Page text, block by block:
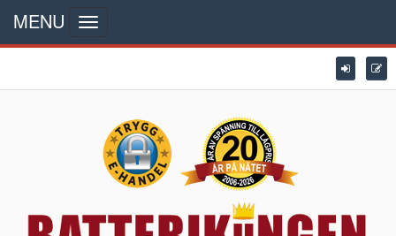
MENU
Toggle
navigation